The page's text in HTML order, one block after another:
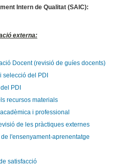
Intern de Qualitat (SAIC):
externa:
Docent (revisió de guíes docents)
selecció del PDI
PDI
recursos materials
i professional
de les pràctiques externes
l'ensenyament-aprenentatge
satisfacció